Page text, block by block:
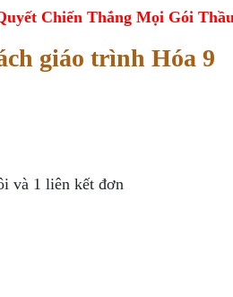
Chiến Thắng Mọi Gói
giáo trình Hóa 9
và 1 liên kết đơn